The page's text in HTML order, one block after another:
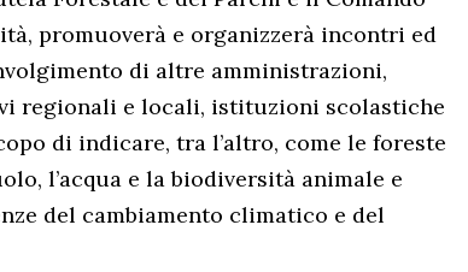
promuoverà e organizzerà incontri ed
di altre amministrazioni,
regionali e locali, istituzioni scolastiche
di indicare, tra l’altro, come le foreste
l’acqua e la biodiversità animale e
del cambiamento climatico e del